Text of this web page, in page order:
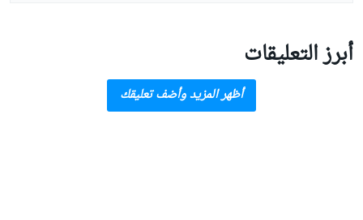
أبرز التعليقات
أظهر المزيد وأضف تعليقك